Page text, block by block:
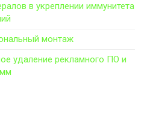
в укреплении иммунитета
монтаж
удаление рекламного ПО и